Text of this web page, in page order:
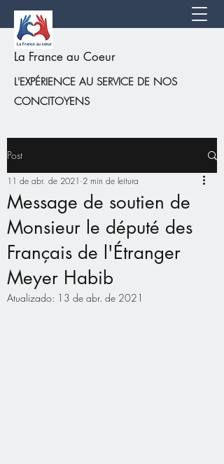
La France au Coeur
L'EXPÉRIENCE AU SERVICE DE NOS
CONCITOYENS
Post
Message de soutien de
Monsieur le député des
Français de l'Étranger
Meyer Habib
11 de abr. de 2021 2 min de leitura
Atualizado: 13 de abr. de 2021